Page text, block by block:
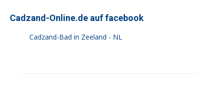
Cadzand-Online.de auf facebook
Cadzand-Bad in Zeeland - NL